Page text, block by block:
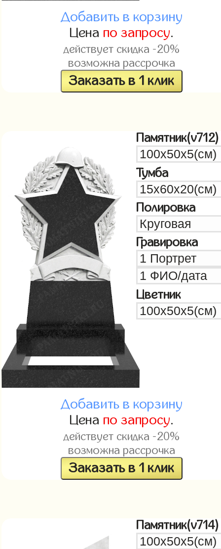
Добавить в корзину
Цена по запросу.
действует скидка -20%
возможна рассрочка
Заказать в 1 клик
Памятник(v712)
Тумба
Полировка
Гравировка
Цветник
Добавить в корзину
Цена по запросу.
действует скидка -20%
возможна рассрочка
Заказать в 1 клик
Памятник(v714)